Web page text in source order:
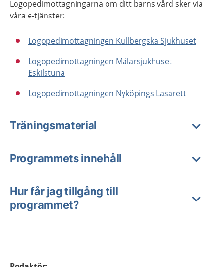
Logopedimottagningarna om ditt barns vård sker via
våra e-tjänster:
Logopedimottagningen Kullbergska Sjukhuset
Logopedimottagningen Mälarsjukhuset
Eskilstuna
Logopedimottagningen Nyköpings Lasarett
Träningsmaterial
Programmets innehåll
Hur får jag tillgång till
programmet?